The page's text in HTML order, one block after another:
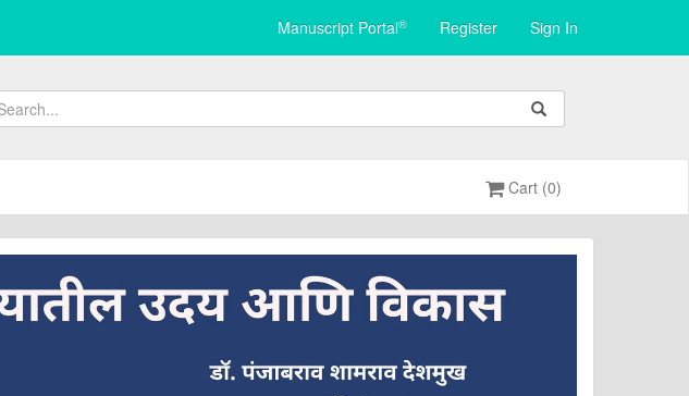
Manuscript Portal® Register Sign In
Cart (0)